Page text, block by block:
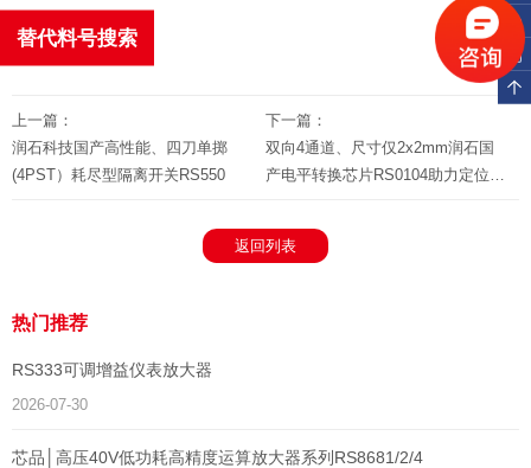
上一篇：
润石科技国产高性能、四刀单掷
(4PST）耗尽型隔离开关RS550
下一篇：
双向4通道、尺寸仅2x2mm润石国
产电平转换芯片RS0104助力定位器
返回列表
热门推荐
RS333可调增益仪表放大器
2026-07-30
芯品│高压40V低功耗高精度运算放大器系列RS8681/2/4
替代料号搜索